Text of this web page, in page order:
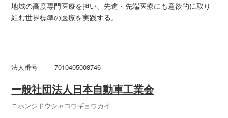
地域の高度専門医療を担い、先進・先端医療にも意欲的に取り
組む世界標準の医療を実践する。
法人番号 7010405008746
一般社団法人日本自動車工業会
ニホンジドウシャコウギョウカイ